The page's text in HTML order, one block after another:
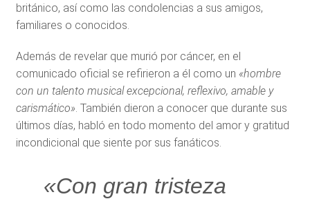
británico, así como las condolencias a sus amigos,
familiares o conocidos.
Además de revelar que murió por cáncer, en el
comunicado oficial se refirieron a él como un «hombre
con un talento musical excepcional, reflexivo, amable y
carismático». También dieron a conocer que durante sus
últimos días, habló en todo momento del amor y gratitud
incondicional que siente por sus fanáticos.
«Con gran tristeza